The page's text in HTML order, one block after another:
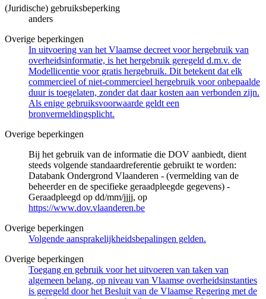
(Juridische) gebruiksbeperking
anders
Overige beperkingen
In uitvoering van het Vlaamse decreet voor hergebruik van
overheidsinformatie, is het hergebruik geregeld d.m.v. de
Modellicentie voor gratis hergebruik. Dit betekent dat elk
commercieel of niet-commercieel hergebruik voor onbepaalde
duur is toegelaten, zonder dat daar kosten aan verbonden zijn.
Als enige gebruiksvoorwaarde geldt een
bronvermeldingsplicht.
Overige beperkingen
Bij het gebruik van de informatie die DOV aanbiedt, dient
steeds volgende standaardreferentie gebruikt te worden:
Databank Ondergrond Vlaanderen - (vermelding van de
beheerder en de specifieke geraadpleegde gegevens) -
Geraadpleegd op dd/mm/jjjj, op
https://www.dov.vlaanderen.be
Overige beperkingen
Volgende aansprakelijkheidsbepalingen gelden.
Overige beperkingen
Toegang en gebruik voor het uitvoeren van taken van
algemeen belang, op niveau van Vlaamse overheidsinstanties
is geregeld door het Besluit van de Vlaamse Regering met de